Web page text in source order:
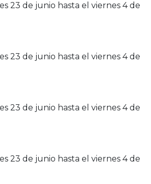
23 de junio hasta el viernes 4 de
23 de junio hasta el viernes 4 de
23 de junio hasta el viernes 4 de
23 de junio hasta el viernes 4 de